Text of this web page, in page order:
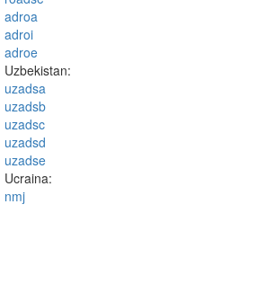
adroa
adroi
adroe
Uzbekistan:
uzadsa
uzadsb
uzadsc
uzadsd
uzadse
Ucraina:
nmj